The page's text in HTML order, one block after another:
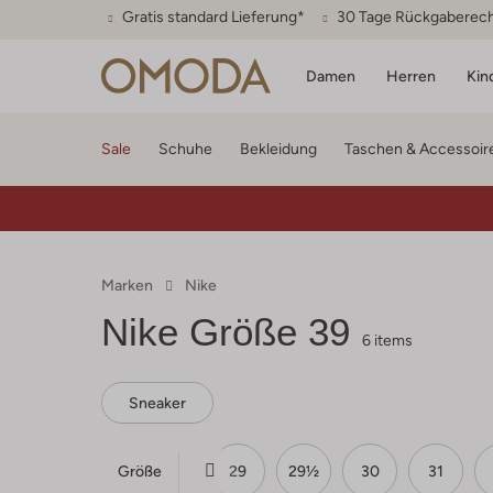
Gratis standard Lieferung* 30 Tage
Damen Herren
Sale Schuhe Bekleidung Taschen &
Marken Nike
Nike Größe 39 6 items
Sneaker
Größe28½ 29 29½ 30 31